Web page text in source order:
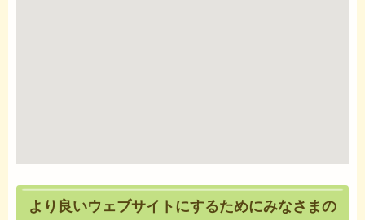
より良いウェブサイトにするためにみなさまの